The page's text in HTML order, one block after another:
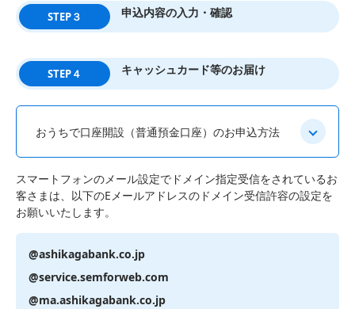
STEP３ 申込内容の入力・確認
STEP４ キャッシュカード等のお届け
おうちで口座開設（普通預金口座）のお申込方法
スマートフォンのメール設定でドメイン指定受信をされているお
客さまは、以下のEメールアドレスのドメイン受信許容の設定を
お願いいたします。
@ashikagabank.co.jp
@service.semforweb.com
@ma.ashikagabank.co.jp